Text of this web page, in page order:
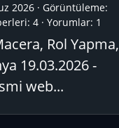
2026
Görüntüleme:
4 Yorumlar: 1
Rol Yapma,
19.03.2026 -
web...